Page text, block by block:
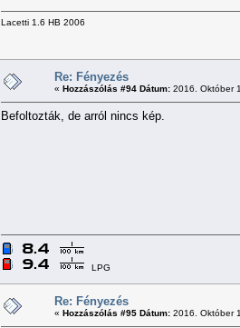
Lacetti 1.6 HB 2006
Re: Fényezés
« Hozzászólás #94 Dátum: 2016. Október
Befoltozták, de arról nincs kép.
LPG
Re: Fényezés
« Hozzászólás #95 Dátum: 2016. Október